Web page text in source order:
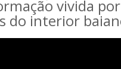
vivida
do interior